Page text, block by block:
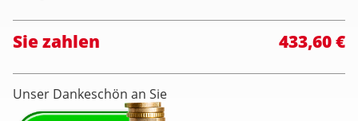
Sie zahlen 433,60 €
Unser Dankeschön an Sie